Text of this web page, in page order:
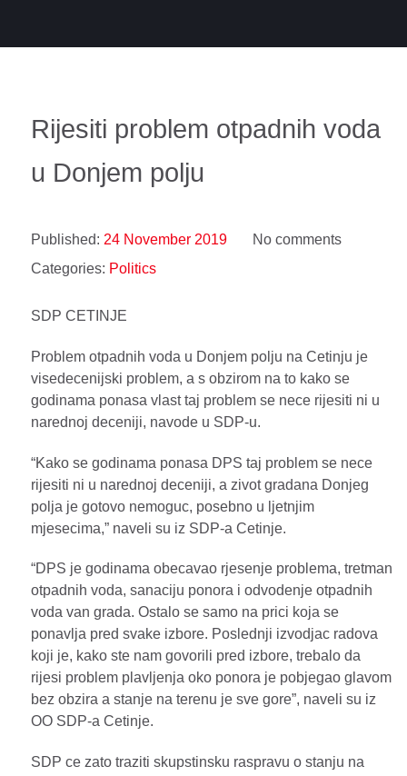
Rijesiti problem otpadnih voda
u Donjem polju
Published: 24 November 2019
No comments
Categories: Politics
SDP CETINJE
Problem otpadnih voda u Donjem polju na Cetinju je
visedecenijski problem, a s obzirom na to kako se
godinama ponasa vlast taj problem se nece rijesiti ni u
narednoj deceniji, navode u SDP-u.
“Kako se godinama ponasa DPS taj problem se nece
rijesiti ni u narednoj deceniji, a zivot gradana Donjeg
polja je gotovo nemoguc, posebno u ljetnjim
mjesecima,” naveli su iz SDP-a Cetinje.
“DPS je godinama obecavao rjesenje problema, tretman
otpadnih voda, sanaciju ponora i odvodenje otpadnih
voda van grada. Ostalo se samo na prici koja se
ponavlja pred svake izbore. Poslednji izvodjac radova
koji je, kako ste nam govorili pred izbore, trebalo da
rijesi problem plavljenja oko ponora je pobjegao glavom
bez obzira a stanje na terenu je sve gore”, naveli su iz
OO SDP-a Cetinje.
SDP ce zato traziti skupstinsku raspravu o stanju na